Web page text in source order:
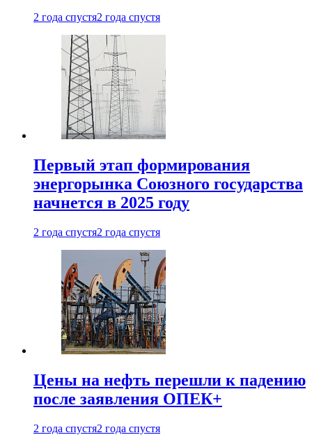
2 года спустя2 года спустя
Первый этап формирования
энергорынка Союзного государства
начнется в 2025 году
2 года спустя2 года спустя
Цены на нефть перешли к падению
после заявления ОПЕК+
2 года спустя2 года спустя